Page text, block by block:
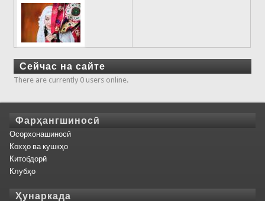
Сейчас на сайте
There are currently 0 users online.
Фарҳангшиносӣ
Осорхонашиносӣ
Кохҳо ва кушкҳо
Китобдорӣ
Клубҳо
Ҳунаркада